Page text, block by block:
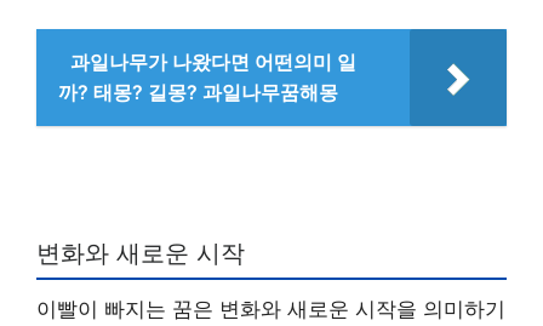
과일나무가 나왔다면 어떤의미 일
까? 태몽? 길몽? 과일나무꿈해몽
변화와 새로운 시작
이빨이 빠지는 꿈은 변화와 새로운 시작을 의미하기